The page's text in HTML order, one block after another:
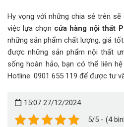
Hy vọng với những chia sẻ trên
việc lựa chọn cửa hàng nội thất
những sản phẩm chất lượng, giá
được những sản phẩm nội thất
sống hoàn hảo, bạn có thể liên hệ
Hotline: 0901 655 119 để được tư
15:07 27/12/2024
5/5 - (4